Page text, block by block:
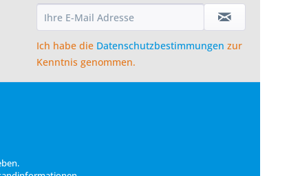
Ich habe die Datenschutzbestimmungen zur
Kenntnis genommen.